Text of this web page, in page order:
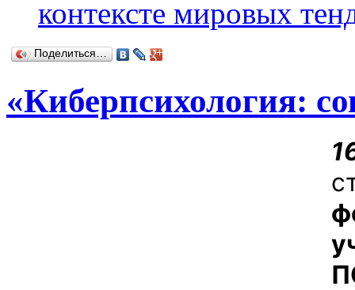
контексте мировых
Поделиться…
«Киберпсихология: